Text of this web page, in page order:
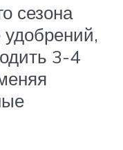
сезона
3-4